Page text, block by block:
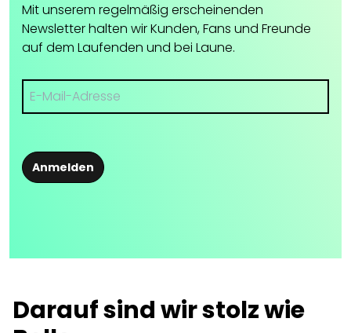
Mit unserem regelmäßig erscheinenden
Newsletter halten wir Kunden, Fans und Freunde
auf dem Laufenden und bei Laune.
Anmelden
Darauf sind wir stolz wie